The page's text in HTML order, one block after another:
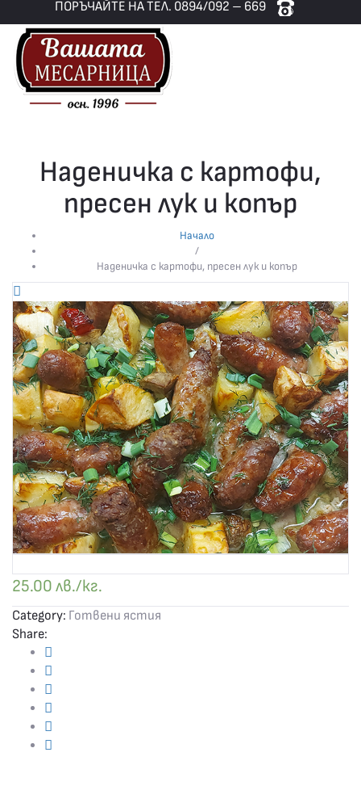
ПОРЪЧАЙТЕ НА ТЕЛ. 0894/092 – 669
Наденичка с картофи,
пресен лук и копър
Начало
/
Наденичка с картофи, пресен лук и копър
25.00 лв./кг.
Category: Готвени ястия
Share: